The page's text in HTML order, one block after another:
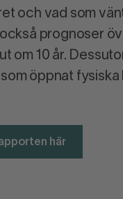
och vad som
prognoser
om 10 år.
öppnat
här